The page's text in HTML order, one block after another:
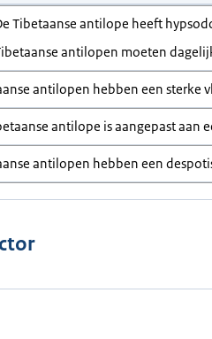
Tibetaanse antilope heeft
antilopen moeten
antilopen hebben een sterke
antilope is aangepast aan
antilopen hebben een